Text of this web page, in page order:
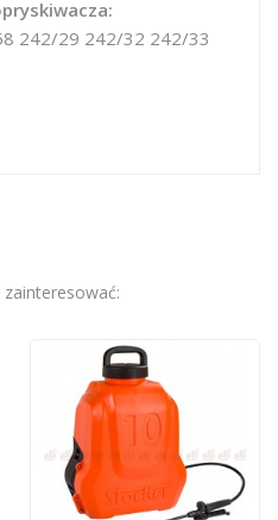
242/29 242/32 242/33